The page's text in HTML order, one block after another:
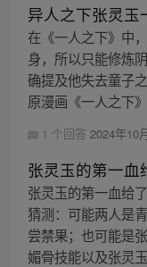
异人之下张灵玉
在《一人之下》中
身，所以只能修炼
确提及他失去童子
原漫画《一人之下
1 个回答 2024年10
张灵玉的第一血
张灵玉的第一血给
猜测：可能两人是
尝禁果；也可能是
媚骨技能以及张灵